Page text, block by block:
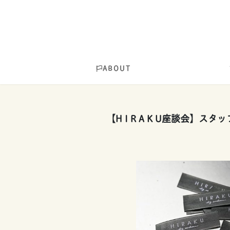
ABOUT
【H I R A K U座談会】スタ